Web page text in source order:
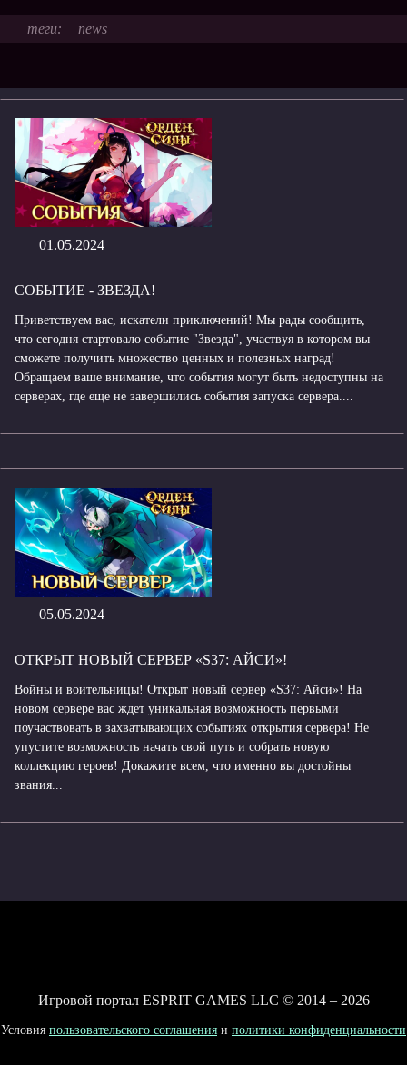
news
01.05.2024
СОБЫТИЕ - ЗВЕЗДА!
Приветствуем вас, искатели приключений! Мы рады сообщить,
что сегодня стартовало событие "Звезда", участвуя в котором вы
сможете получить множество ценных и полезных наград!
Обращаем ваше внимание, что события могут быть недоступны на
серверах, где еще не завершились события запуска сервера....
05.05.2024
ОТКРЫТ НОВЫЙ СЕРВЕР «S37: АЙСИ»!
Войны и воительницы! Открыт новый сервер «S37: Айси»! На
новом сервере вас ждет уникальная возможность первыми
поучаствовать в захватывающих событиях открытия сервера! Не
упустите возможность начать свой путь и собрать новую
коллекцию героев! Докажите всем, что именно вы достойны
звания...
Игровой портал ESPRIT GAMES LLC © 2014 – 2026
Условия пользовательского соглашения и политики конфиденциальности